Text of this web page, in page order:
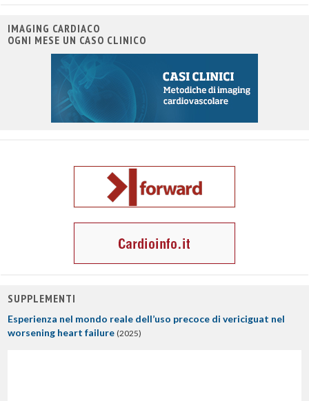
IMAGING CARDIACO
OGNI MESE UN CASO CLINICO
SUPPLEMENTI
Esperienza nel mondo reale dell’uso precoce di vericiguat nel
worsening heart failure (2025)